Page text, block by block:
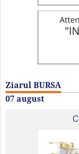
Ziarul BURSA
07 august